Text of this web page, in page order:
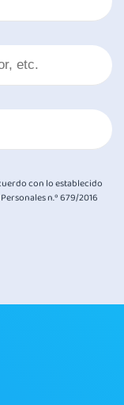
con lo establecido
n.º 679/2016